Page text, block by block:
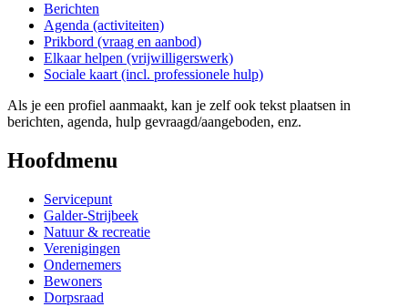
Berichten
Agenda (activiteiten)
Prikbord (vraag en aanbod)
Elkaar helpen (vrijwilligerswerk)
Sociale kaart (incl. professionele hulp)
Als je een profiel aanmaakt, kan je zelf ook tekst plaatsen in
berichten, agenda, hulp gevraagd/aangeboden, enz.
Hoofdmenu
Servicepunt
Galder-Strijbeek
Natuur & recreatie
Verenigingen
Ondernemers
Bewoners
Dorpsraad